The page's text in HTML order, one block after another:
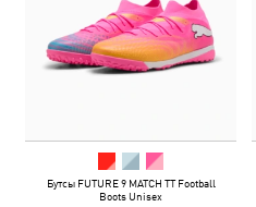
Бутсы FUTURE 9 MATCH TT Football
Boots Unisex